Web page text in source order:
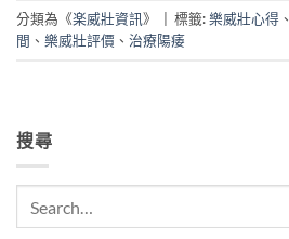
分類為《楽威壯資訊》 標籤:樂威壯心得 、
間 、 樂威壯評價 、 治療陽痿
搜尋